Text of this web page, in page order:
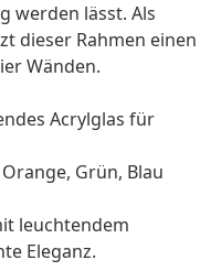
werden lässt. Als
dieser Rahmen einen
Wänden.
Acrylglas für
Grün, Blau
leuchtendem
Eleganz.